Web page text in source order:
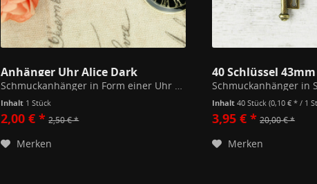
Anhänger Uhr Alice Dark
Schmuckanhänger in Form einer Uhr mit in Kunstharz eingegossenem Motiv. Sehr feiner Look. Durchmesser 20mm Inklusive einem 7mm Biegering zum Auffädeln auf Ketten. Hochwertiges Modeschmuckmaterial (Kupfer/Zink Legierung).
Inhalt 1 Stück
2,00 € * 2,50 € *
Merken
Inhalt40 Stück(0,10 € * / 1
3,95 € * 20,00 € *
Merken